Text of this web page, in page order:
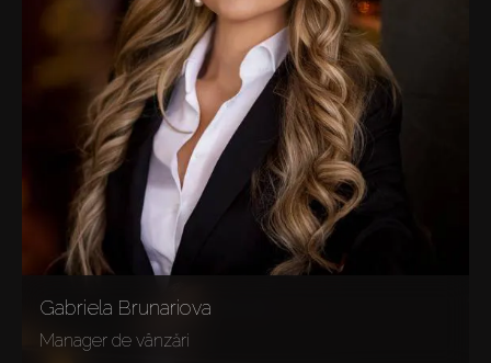
Gabriela Brunariova
Manager de vânzări